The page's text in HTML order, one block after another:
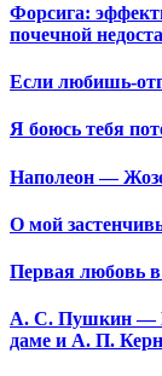
Форсига:
почечной
Если любишь-
Я боюсь тебя
Наполеон —
О мой
Первая любовь
А. С. Пушкин —
даме и А. П.